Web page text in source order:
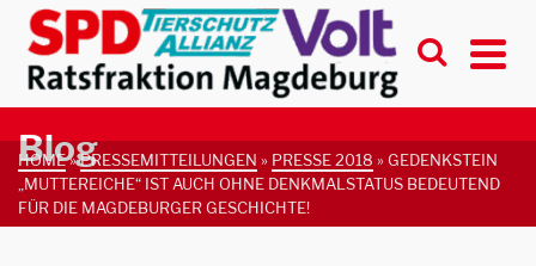
Blog
HOME»PRESSEMITTEILUNGEN » PRESSE 2018 »GEDENKSTEIN
„MUTTEREICHE“ IST AUCH OHNE DENKMALSTATUS BEDEUTEND
FÜR DIE MAGDEBURGER GESCHICHTE!